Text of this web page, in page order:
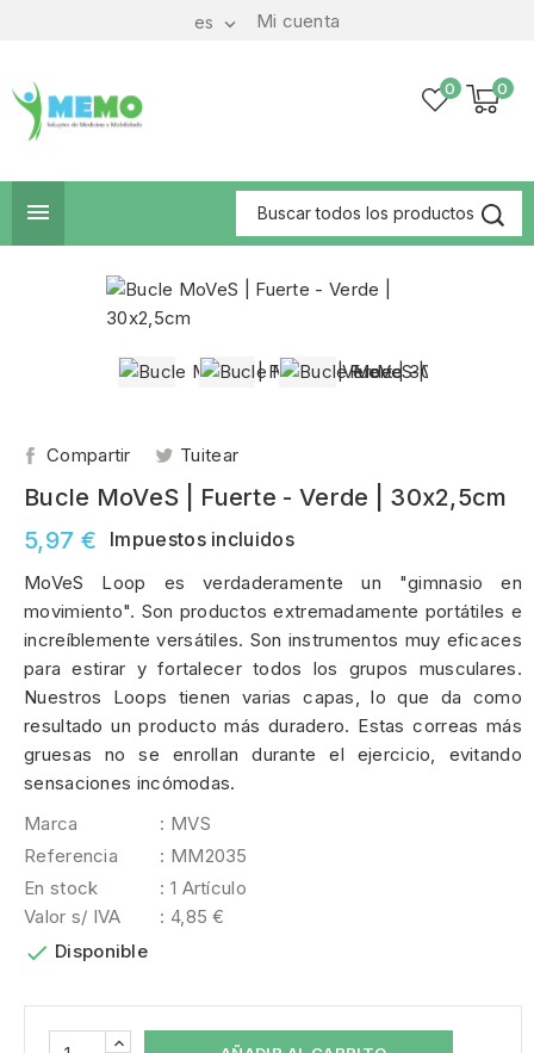
Mi cuenta
es 
0
0

Compartir Tuitear
Bucle MoVeS | Fuerte - Verde | 30x2,5cm
5,97 €
Impuestos incluidos
MoVeS Loop es verdaderamente un "gimnasio en
movimiento". Son productos extremadamente portátiles e
increíblemente versátiles. Son instrumentos muy eficaces
para estirar y fortalecer todos los grupos musculares.
Nuestros Loops tienen varias capas, lo que da como
resultado un producto más duradero. Estas correas más
gruesas no se enrollan durante el ejercicio, evitando
sensaciones incómodas.
Marca
: MVS
Referencia
: MM2035
En stock
: 1 Artículo
Valor s/ IVA
: 4,85 €
 Disponible